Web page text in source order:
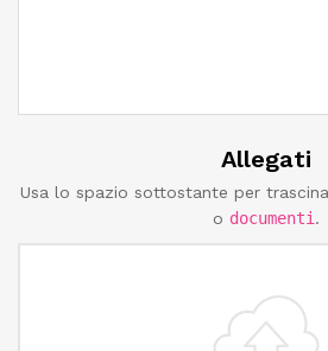
Allegati
Usa lo spazio sottostante per
o documenti .